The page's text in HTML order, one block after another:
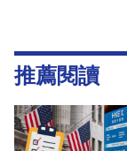
推薦閱讀